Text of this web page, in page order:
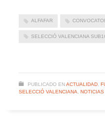
ALFAFAR
SELECCIÓ VALENCIANA
PUBLICADO EN ACTUALIDAD,
SELECCIÓ VALENCIANA
NOTICIAS